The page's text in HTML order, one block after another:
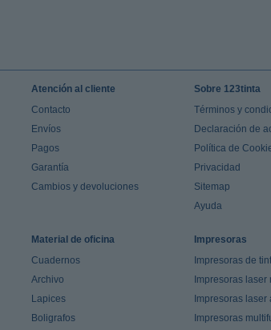
Atención al cliente
Contacto
Envíos
Pagos
Garantía
Cambios y devoluciones
Sobre 123tinta
Términos y
Declaración de
Política de
Privacidad
Sitemap
Ayuda
Material de oficina
Cuadernos
Archivo
Lapices
Boligrafos
Impresoras
Impresoras de
Impresoras laser
Impresoras laser
Impresoras